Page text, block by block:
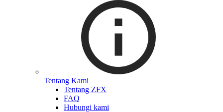
Tentang Kami
Tentang ZFX
FAQ
Hubungi kami